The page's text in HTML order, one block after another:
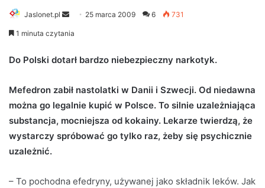
Jaslonet.pl
e
d
n
25 marca 2009 6 731
1 minuta czytania
Do Polski dotarł bardzo niebezpieczny narkotyk.
Mefedron zabił nastolatki w Danii i Szwecji. Od niedawna
można go legalnie kupić w Polsce. To silnie uzależniająca
substancja, mocniejsza od kokainy. Lekarze twierdzą, że
wystarczy spróbować go tylko raz, żeby się psychicznie
uzależnić.
– To pochodna efedryny, używanej jako składnik leków. Jak